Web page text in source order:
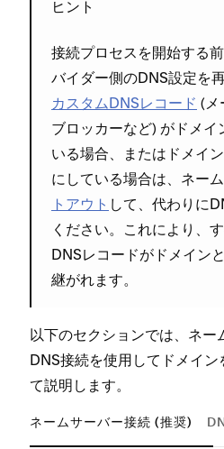
ヒント
接続プロセスを開始する
バイダ⁠ー側のDNS設定を
カスタムDNSレコ⁠ード (⁠メ⁠
ブロ⁠ッカ⁠ーなど⁠) がドメイ
いる場合⁠、またはドメイ
にしている場合は⁠、ネ⁠ー
トアウト して⁠、代わりに
ください⁠。これにより⁠、
DNSレコ⁠ードがドメイン
継がれます⁠。
以下のセクシ⁠ョンでは⁠、ネ⁠ー
DNS接続を使用してドメイ
て説明します⁠。
ネームサーバー接続 (推奨)